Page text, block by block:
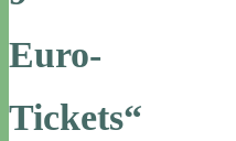
Euro-
Tickets“